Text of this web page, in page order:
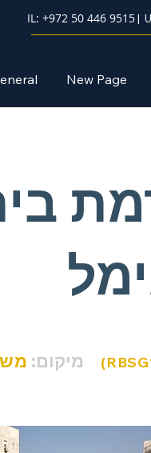
IL: +972 50 446 9515|
New Page
מיקום: